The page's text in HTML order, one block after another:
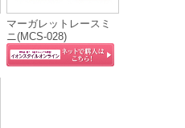
マーガレットレースミ
ニ(MCS‐028)